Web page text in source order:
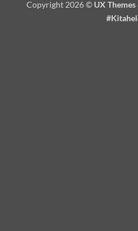
Copyright 2026 © UX